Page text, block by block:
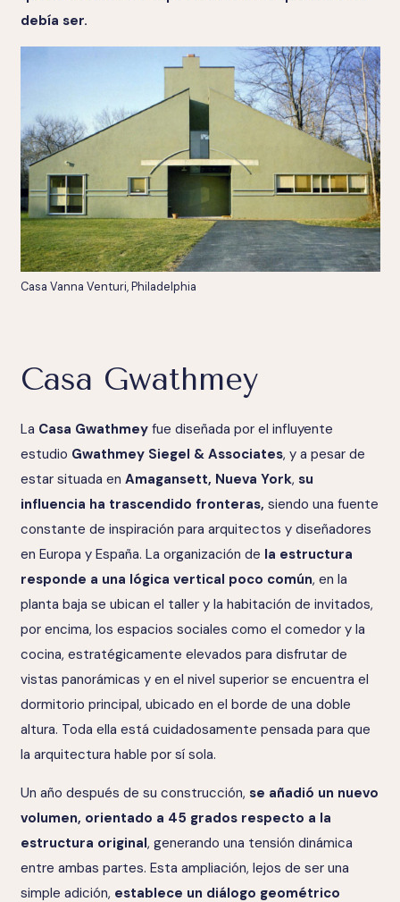
debía ser.
Casa Vanna Venturi, Philadelphia
Casa Gwathmey
La Casa Gwathmeyfue diseñada por el influyente
estudio Gwathmey Siegel & Associates, y a pesar de
estar situada en Amagansett, Nueva York, su
influencia ha trascendido fronteras, siendo una fuente
constante de inspiración para arquitectos y diseñadores
en Europa y España. La organización de la estructura
responde a una lógica vertical poco común, en la
planta baja se ubican el taller y la habitación de invitados,
por encima, los espacios sociales como el comedor y la
cocina, estratégicamente elevados para disfrutar de
vistas panorámicas y en el nivel superior se encuentra el
dormitorio principal, ubicado en el borde de una doble
altura. Toda ella está cuidadosamente pensada para que
la arquitectura hable por sí sola.
Un año después de su construcción, se añadió un nuevo
volumen, orientado a 45 grados respecto a la
estructura original, generando una tensión dinámica
entre ambas partes. Esta ampliación, lejos de ser una
simple adición, establece un diálogo geométrico